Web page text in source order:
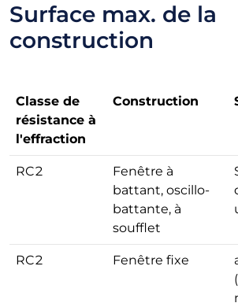
Surface max. de la
construction
Classe de
résistance à
l'effraction
Construction
RC2
Fenêtre à
battant, oscillo-
battante, à
soufflet
RC2 Fenêtre fixe